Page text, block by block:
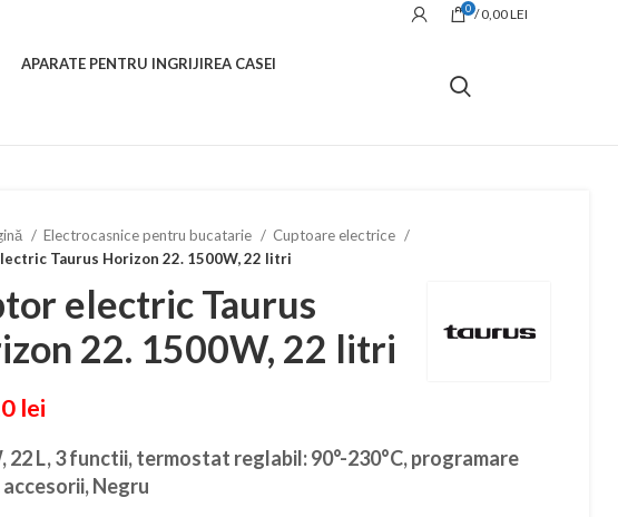
0 / 0,00LEI
APARATE PENTRU INGRIJIREA CASEI
Electrocasnice pentru bucatarie
Cuptoare electrice
Taurus Horizon 22. 1500W, 22 litri
electric Taurus
22. 1500W, 22 litri
lei
22 L, 3 functii, termostat reglabil: 90°-230°C, programare
accesorii, Negru